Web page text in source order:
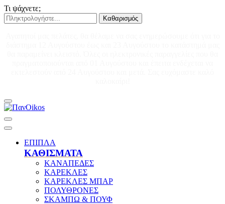
Τι ψάχνετε;
Καθαρισμός
ΕΠΙΠΛΑ
ΚΑΘΙΣΜΑΤΑ
ΚΑΝΑΠΕΔΕΣ
ΚΑΡΕΚΛΕΣ
ΚΑΡΕΚΛΕΣ ΜΠΑΡ
ΠΟΛΥΘΡΟΝΕΣ
ΣΚΑΜΠΩ & ΠΟΥΦ